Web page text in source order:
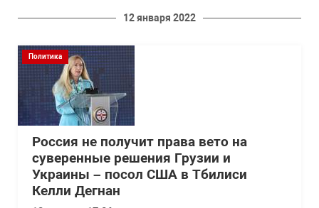
12 января 2022
Политика
Россия не получит права вето на
суверенные решения Грузии и
Украины – посол США в Тбилиси
Келли Дегнан